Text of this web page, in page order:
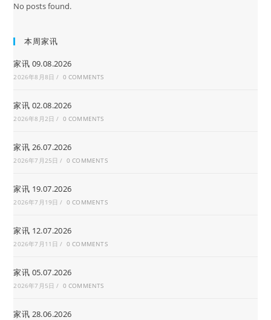
No posts found.
本周家讯
家讯 09.08.2026
2026年8月8日 / 0 COMMENTS
家讯 02.08.2026
2026年8月2日 / 0 COMMENTS
家讯 26.07.2026
2026年7月25日 / 0 COMMENTS
家讯 19.07.2026
2026年7月19日 / 0 COMMENTS
家讯 12.07.2026
2026年7月11日 / 0 COMMENTS
家讯 05.07.2026
2026年7月5日 / 0 COMMENTS
家讯 28.06.2026